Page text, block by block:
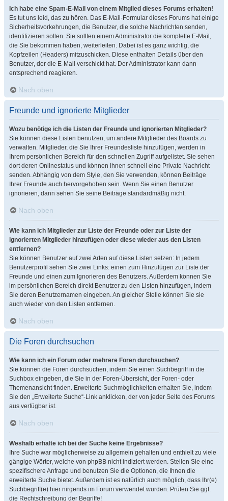
Ich habe eine Spam-E-Mail von einem Mitglied dieses Forums erhalten!
Es tut uns leid, das zu hören. Das E-Mail-Formular dieses Forums hat einige
Sicherheitsvorkehrungen, die Benutzer, die solche Nachrichten senden,
identifizieren sollen. Sie sollten einem Administrator die komplette E-Mail,
die Sie bekommen haben, weiterleiten. Dabei ist es ganz wichtig, die
Kopfzeilen (Headers) mitzuschicken. Diese enthalten Details über den
Benutzer, der die E-Mail verschickt hat. Der Administrator kann dann
entsprechend reagieren.
Nach oben
Freunde und ignorierte Mitglieder
Wozu benötige ich die Listen der Freunde und ignorierten Mitglieder?
Sie können diese Listen benutzen, um andere Mitglieder des Boards zu
verwalten. Mitglieder, die Sie Ihrer Freundesliste hinzufügen, werden in
Ihrem persönlichen Bereich für den schnellen Zugriff aufgelistet. Sie sehen
dort deren Onlinestatus und können ihnen schnell eine Private Nachricht
senden. Abhängig von dem Style, den Sie verwenden, können Beiträge
Ihrer Freunde auch hervorgehoben sein. Wenn Sie einen Benutzer
ignorieren, dann sehen Sie seine Beiträge standardmäßig nicht.
Nach oben
Wie kann ich Mitglieder zur Liste der Freunde oder zur Liste der
ignorierten Mitglieder hinzufügen oder diese wieder aus den Listen
entfernen?
Sie können Benutzer auf zwei Arten auf diese Listen setzen: In jedem
Benutzerprofil sehen Sie zwei Links: einen zum Hinzufügen zur Liste der
Freunde und einen zum Ignorieren des Benutzers. Außerdem können Sie
im persönlichen Bereich direkt Benutzer zu den Listen hinzufügen, indem
Sie deren Benutzernamen eingeben. An gleicher Stelle können Sie sie
auch wieder von den Listen entfernen.
Nach oben
Die Foren durchsuchen
Wie kann ich ein Forum oder mehrere Foren durchsuchen?
Sie können die Foren durchsuchen, indem Sie einen Suchbegriff in die
Suchbox eingeben, die Sie in der Foren-Übersicht, der Foren- oder
Themenansicht finden. Erweiterte Suchmöglichkeiten erhalten Sie, indem
Sie den „Erweiterte Suche“-Link anklicken, der von jeder Seite des Forums
aus verfügbar ist.
Nach oben
Weshalb erhalte ich bei der Suche keine Ergebnisse?
Ihre Suche war möglicherweise zu allgemein gehalten und enthielt zu viele
gängige Wörter, welche von phpBB nicht indiziert werden. Stellen Sie eine
spezifischere Anfrage und benutzen Sie die Optionen, die Ihnen die
erweiterte Suche bietet. Außerdem ist es natürlich auch möglich, dass Ihr(e)
Suchbegriff(e) hier nirgends im Forum verwendet wurden. Prüfen Sie ggf.
die Rechtschreibung der Begriffe!